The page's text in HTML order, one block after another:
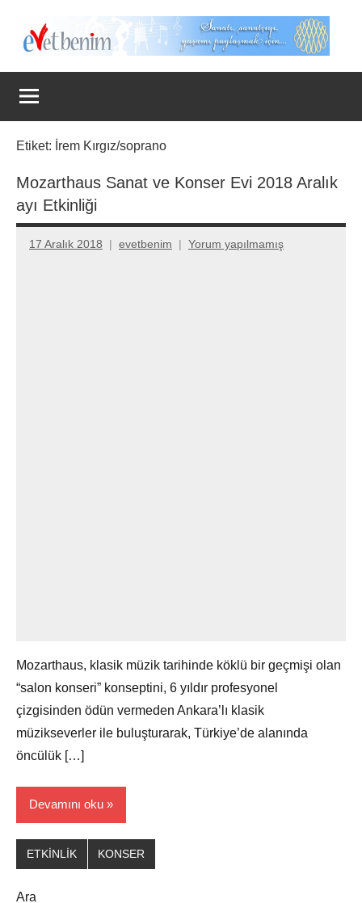
Evet
Benim
Etiket: İrem Kırgız/soprano
Mozarthaus Sanat ve Konser Evi 2018 Aralık
ayı Etkinliği
17 Aralık 2018 evetbenim Yorum yapılmamış
Mozarthaus, klasik müzik tarihinde köklü bir geçmişi olan
“salon konseri” konseptini, 6 yıldır profesyonel
çizgisinden ödün vermeden Ankara’lı klasik
müzikseverler ile buluşturarak, Türkiye’de alanında
öncülük […]
Devamını oku
ETKİNLİK KONSER
Ara